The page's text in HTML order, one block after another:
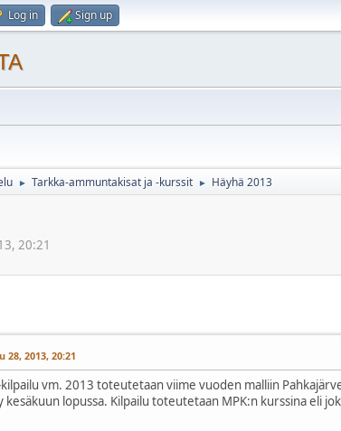
Log in Sign up
► Tarkka-ammuntakisat ja -kurssit ► Häyhä 2013
20:21
2013, 20:21
vm. 2013 toteutetaan viime vuoden malliin
kesäkuun lopussa. Kilpailu toteutetaan MPK:n kurssina eli